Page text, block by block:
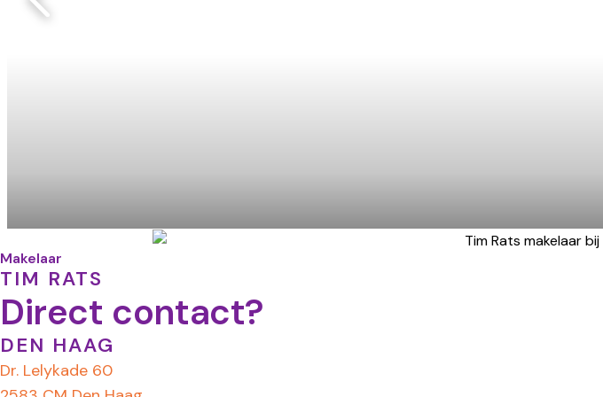
Makelaar
TIM RATS
Direct contact?
DEN HAAG
Dr. Lelykade 60